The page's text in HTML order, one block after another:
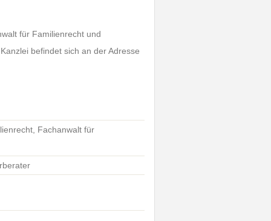
für Familienrecht und
befindet sich an der Adresse
Fachanwalt für